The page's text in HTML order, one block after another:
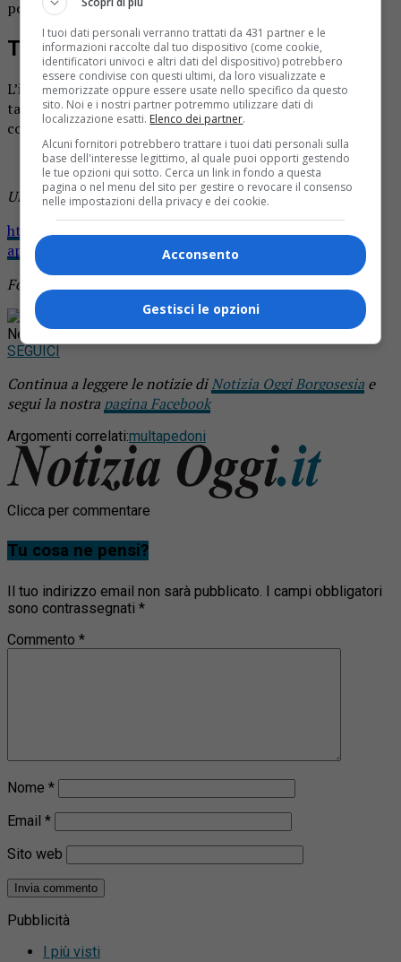
pozzanghere rischieranno una sanzione da 50 a 300 euro.
Telegiornali nazionali
L’idea lanciata ad Arona sembra unica in Italia e risulta
talmente particolare che è stata anche presa in
considerazione da alcuni telegiornali nazionali.
Ulteriori approfondimenti
http://novaraoggi.it/attualita/arona-in-onda-su-studio-
aperto/
Foto d’archivio
Rimani aggiornato seguendoci su Google
News!
SEGUICI
Continua a leggere le notizie diNotizia Oggi Borgosesia e
segui la nostra pagina Facebook
Argomenti correlati:multapedoni
Clicca per commentare
Tu cosa ne pensi?
Il tuo indirizzo email non sarà pubblicato.
I campi obbligatori
sono contrassegnati *
Commento *
Nome *
Email *
Sito web
Pubblicità
I più visti
I tuoi dati personali verranno trattati da 431 partner e le
informazioni raccolte dal tuo dispositivo (come cookie,
identificatori univoci e altri dati del dispositivo) potrebbero
essere condivise con questi ultimi, da loro visualizzate e
memorizzate oppure essere usate nello specifico da questo
sito. Noi e i nostri partner potremmo utilizzare dati di
localizzazione esatti. Elenco dei partner.
Alcuni fornitori potrebbero trattare i tuoi dati personali sulla
base dell'interesse legittimo, al quale puoi opporti gestendo
le tue opzioni qui sotto. Cerca un link in fondo a questa
pagina o nel menu del sito per gestire o revocare il consenso
nelle impostazioni della privacy e dei cookie.
Acconsento
Gestisci le opzioni